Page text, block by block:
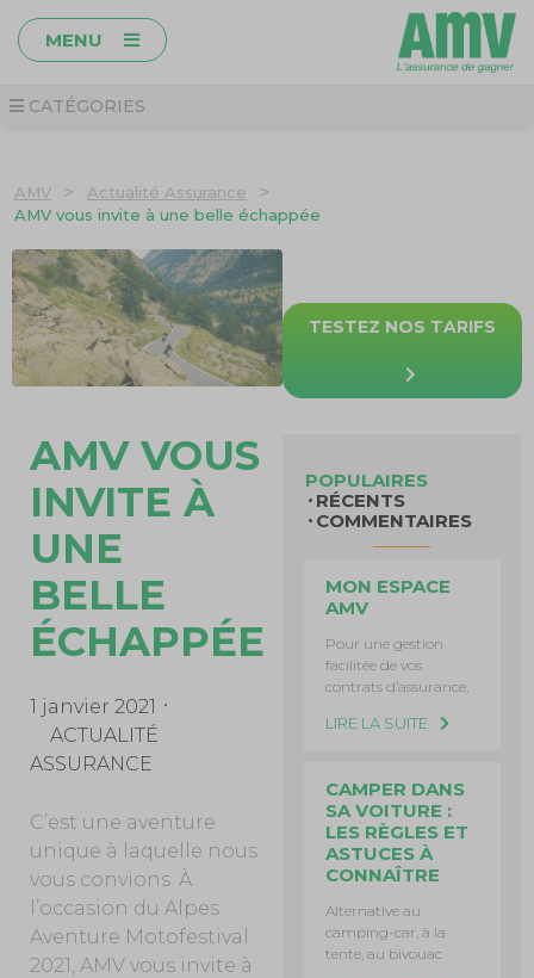
MENU
CATÉGORIES
AMV > Actualité Assurance >
AMV vous invite à une belle échappée
AMV VOUS
INVITE À
UNE
BELLE
ÉCHAPPÉE
1 janvier 2021
ACTUALITÉ
ASSURANCE
C’est une aventure
unique à laquelle nous
vous convions. À
l’occasion du Alpes
Aventure Motofestival
2021, AMV vous invite à
TESTEZ NOS TARIFS
POPULAIRES
RÉCENTS
COMMENTAIRES
MON ESPACE
AMV
Pour une gestion
facilitée de vos
contrats d’assurance,
LIRE LA SUITE
CAMPER DANS
SA VOITURE :
LES RÈGLES ET
ASTUCES À
CONNAÎTRE
Alternative au
camping-car, à la
tente, au bivouac